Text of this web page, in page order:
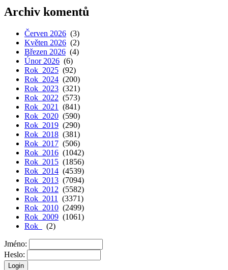
Archiv komentů
Červen 2026 (3)
Květen 2026 (2)
Březen 2026 (4)
Únor 2026 (6)
Rok 2025 (92)
Rok 2024 (200)
Rok 2023 (321)
Rok 2022 (573)
Rok 2021
(841)
Rok 2020 (590)
Rok 2019 (290)
Rok 2018 (381)
Rok 2017 (506)
Rok 2016 (1042)
Rok 2015 (1856)
Rok 2014 (4539)
Rok 2013 (7094)
Rok 2012 (5582)
Rok 2011
(3371)
Rok 2010 (2499)
Rok 2009 (1061)
Rok
(2)
Jméno:
Heslo: